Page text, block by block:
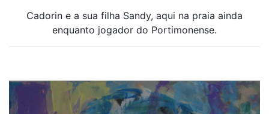
Cadorin e a sua filha Sandy, aqui na praia ainda
enquanto jogador do Portimonense.